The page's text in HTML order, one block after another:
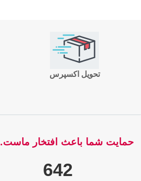
تحویل اکسپرس
حمایت شما باعث افتخار ماست.
655